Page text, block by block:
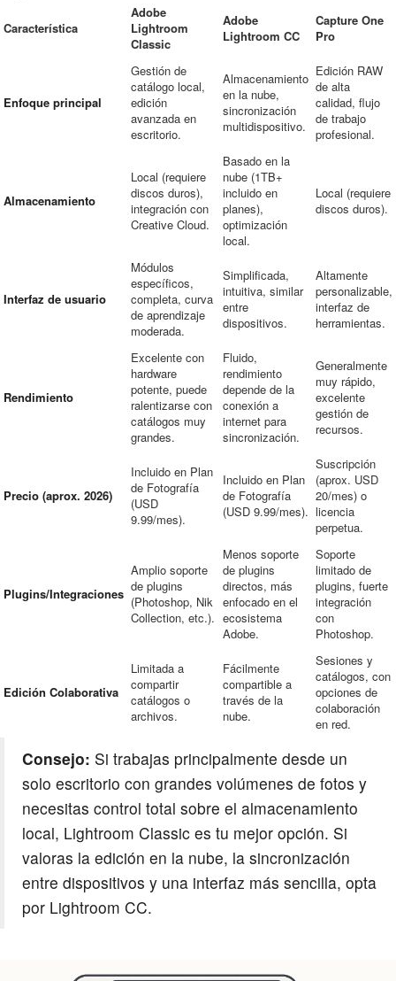
Característica
Adobe
Lightroom
Classic
Adobe
Lightroom CC
Capture One
Pro
Enfoque principal
Gestión de
catálogo local,
edición
avanzada en
escritorio.
Almacenamiento
en la nube,
sincronización
multidispositivo.
Edición RAW
de alta
calidad, flujo
de trabajo
profesional.
Almacenamiento
Local (requiere
discos duros),
integración con
Creative Cloud.
Basado en la
nube (1TB+
incluido en
planes),
optimización
local.
Local (requiere
discos duros).
Interfaz de usuario
Módulos
específicos,
completa, curva
de aprendizaje
moderada.
Simplificada,
intuitiva, similar
entre
dispositivos.
Altamente
personalizable,
interfaz de
herramientas.
Rendimiento
Excelente con
hardware
potente, puede
ralentizarse con
catálogos muy
grandes.
Fluido,
rendimiento
depende de la
conexión a
internet para
sincronización.
Generalmente
muy rápido,
excelente
gestión de
recursos.
Precio (aprox. 2026)
Incluido en Plan
de Fotografía
(USD
9.99/mes).
Incluido en Plan
de Fotografía
(USD 9.99/mes).
Suscripción
(aprox. USD
20/mes) o
licencia
perpetua.
Plugins/Integraciones
Amplio soporte
de plugins
(Photoshop, Nik
Collection, etc.).
Menos soporte
de plugins
directos, más
enfocado en el
ecosistema
Adobe.
Soporte
limitado de
plugins, fuerte
integración
con
Photoshop.
Edición Colaborativa
Limitada a
compartir
catálogos o
archivos.
Fácilmente
compartible a
través de la
nube.
Sesiones y
catálogos, con
opciones de
colaboración
en red.
Consejo: Si trabajas principalmente desde un
solo escritorio con grandes volúmenes de fotos y
necesitas control total sobre el almacenamiento
local, Lightroom Classic es tu mejor opción. Si
valoras la edición en la nube, la sincronización
entre dispositivos y una interfaz más sencilla, opta
por Lightroom CC.